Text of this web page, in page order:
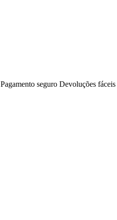
Pagamento seguro Devoluções fáceis